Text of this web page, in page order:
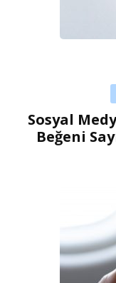
Sosyal
Beğeni